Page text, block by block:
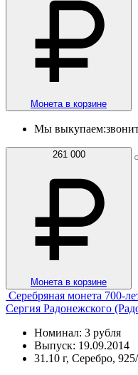
Монета в корзине
Мы выкупаем:
261 000
Монета в корзине
Серебряная монета 700-
Сергия Радонежского
Номинал: 3 рубля
Выпуск: 19.09.2014
31.10 г, Серебро,